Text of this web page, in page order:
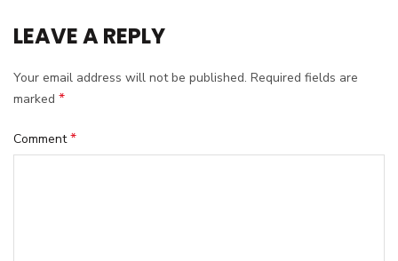
LEAVE A REPLY
Your email address will not be published. Required fields are
marked *
Comment*